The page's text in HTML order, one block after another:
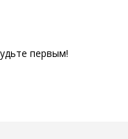
первым!